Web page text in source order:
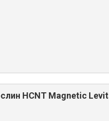
HCNT Magnetic